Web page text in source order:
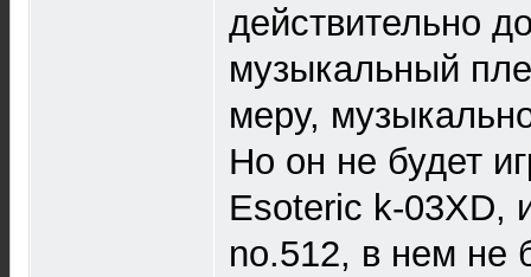
действительно
музыкальный
меру,
Но он не будет
Esoteric k-03XD,
no.512, в нем не